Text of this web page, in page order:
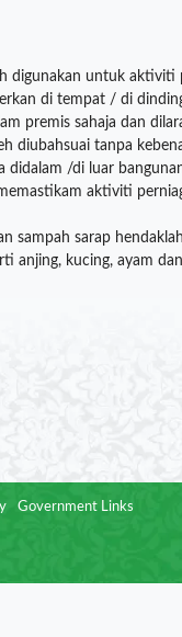
digunakan untuk
di tempat / di
premis sahaja dan
diubahsuai tanpa
didalam /di luar
aktiviti
sampah sarap
anjing, kucing, ayam
Government Links